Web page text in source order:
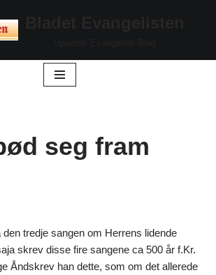
seg fram
tredje sangen om Herrens lidende
skrev disse fire sangene ca 500 år f.Kr.
Åndskrev han dette, som om det allerede